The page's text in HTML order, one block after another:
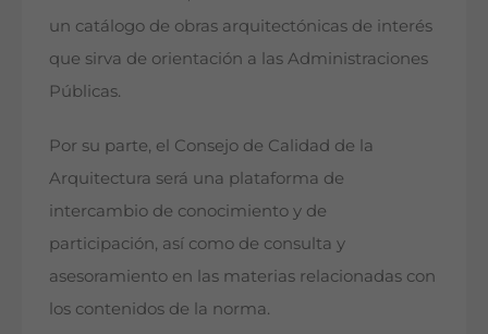
un catálogo de obras arquitectónicas de interés
que sirva de orientación a las Administraciones
Públicas.
Por su parte, el Consejo de Calidad de la
Arquitectura será una plataforma de
intercambio de conocimiento y de
participación, así como de consulta y
asesoramiento en las materias relacionadas con
los contenidos de la norma.